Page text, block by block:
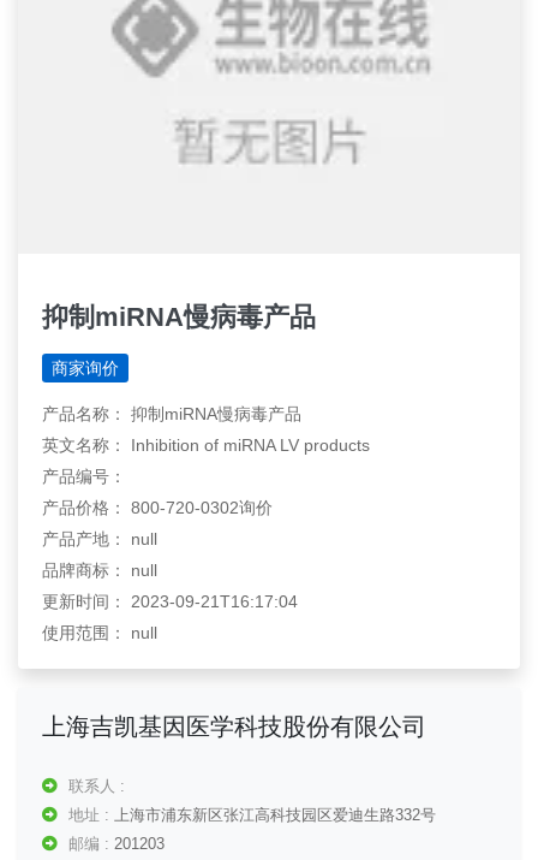
抑制miRNA慢病毒产品
商家询价
产品名称： 抑制miRNA慢病毒产品
英文名称： Inhibition of miRNA LV products
产品编号：
产品价格： 800-720-0302询价
产品产地： null
品牌商标： null
更新时间： 2023-09-21T16:17:04
使用范围： null
上海吉凯基因医学科技股份有限公司
联系人 :
地址 : 上海市浦东新区张江高科技园区爱迪生路332号
邮编 : 201203